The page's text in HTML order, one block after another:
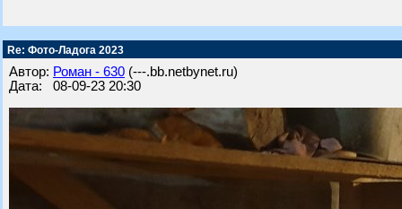
Re: Фото-Ладога 2023
Автор: Роман - 630 (---.bb.netbynet.ru)
Дата: 08-09-23 20:30